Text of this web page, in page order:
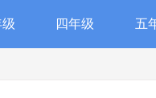
四年级 五